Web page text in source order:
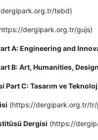
tebd)
dergipark.org.tr/gujs)
A: Engineering and
B: Art, Humanities,
Part C: Tasarım ve
(https://dergipark.org.tr/
Dergisi (https://